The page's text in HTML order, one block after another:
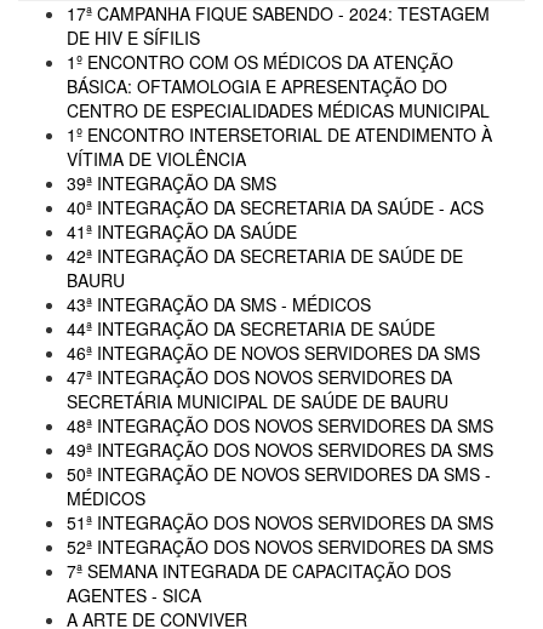
17ª CAMPANHA FIQUE SABENDO - 2024: TESTAGEM
DE HIV E SÍFILIS
1º ENCONTRO COM OS MÉDICOS DA ATENÇÃO
BÁSICA: OFTAMOLOGIA E APRESENTAÇÃO DO
CENTRO DE ESPECIALIDADES MÉDICAS MUNICIPAL
1º ENCONTRO INTERSETORIAL DE ATENDIMENTO À
VÍTIMA DE VIOLÊNCIA
39ª INTEGRAÇÃO DA SMS
40ª INTEGRAÇÃO DA SECRETARIA DA SAÚDE - ACS
41ª INTEGRAÇÃO DA SAÚDE
42ª INTEGRAÇÃO DA SECRETARIA DE SAÚDE DE
BAURU
43ª INTEGRAÇÃO DA SMS - MÉDICOS
44ª INTEGRAÇÃO DA SECRETARIA DE SAÚDE
46ª INTEGRAÇÃO DE NOVOS SERVIDORES DA SMS
47ª INTEGRAÇÃO DOS NOVOS SERVIDORES DA
SECRETÁRIA MUNICIPAL DE SAÚDE DE BAURU
48ª INTEGRAÇÃO DOS NOVOS SERVIDORES DA SMS
49ª INTEGRAÇÃO DOS NOVOS SERVIDORES DA SMS
50ª INTEGRAÇÃO DE NOVOS SERVIDORES DA SMS -
MÉDICOS
51ª INTEGRAÇÃO DOS NOVOS SERVIDORES DA SMS
52ª INTEGRAÇÃO DOS NOVOS SERVIDORES DA SMS
7ª SEMANA INTEGRADA DE CAPACITAÇÃO DOS
AGENTES - SICA
A ARTE DE CONVIVER